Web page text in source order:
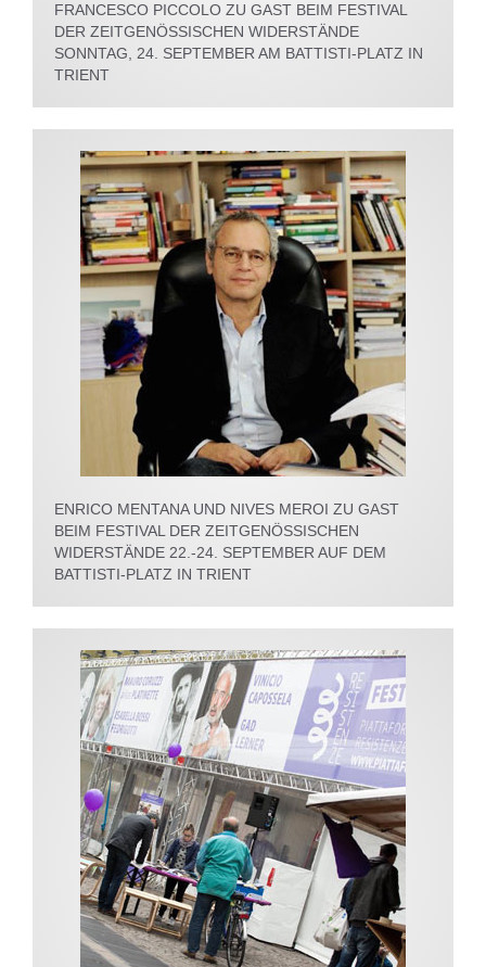
FRANCESCO PICCOLO ZU GAST BEIM FESTIVAL
DER ZEITGENÖSSISCHEN WIDERSTÄNDE
SONNTAG, 24. SEPTEMBER AM BATTISTI-PLATZ IN
TRIENT
ENRICO MENTANA UND NIVES MEROI ZU GAST
BEIM FESTIVAL DER ZEITGENÖSSISCHEN
WIDERSTÄNDE 22.-24. SEPTEMBER AUF DEM
BATTISTI-PLATZ IN TRIENT